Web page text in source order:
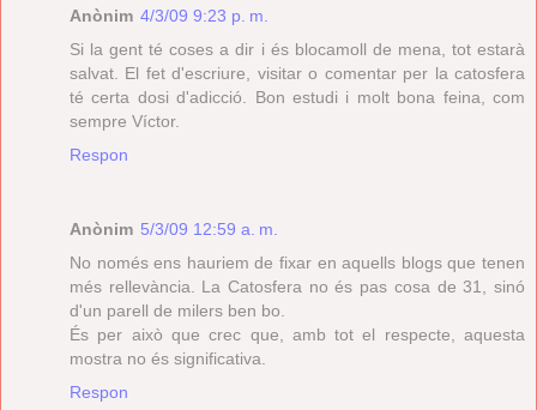
Anònim 4/3/09 9:23 p. m.
Si la gent té coses a dir i és blocamoll de mena, tot estarà
salvat. El fet d'escriure, visitar o comentar per la catosfera
té certa dosi d'adicció. Bon estudi i molt bona feina, com
sempre Víctor.
Respon
Anònim 5/3/09 12:59 a. m.
No només ens hauriem de fixar en aquells blogs que tenen
més rellevància. La Catosfera no és pas cosa de 31, sinó
d'un parell de milers ben bo.
És per això que crec que, amb tot el respecte, aquesta
mostra no és significativa.
Respon